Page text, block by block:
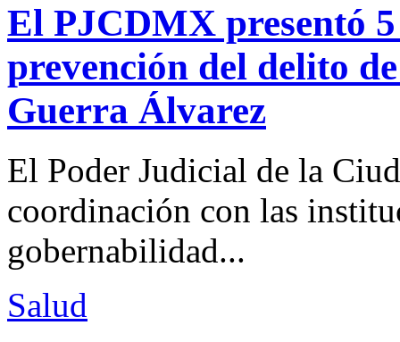
El PJCDMX presentó
prevención del delito
Guerra Álvarez
El Poder Judicial de la
coordinación con las
gobernabilidad...
Salud